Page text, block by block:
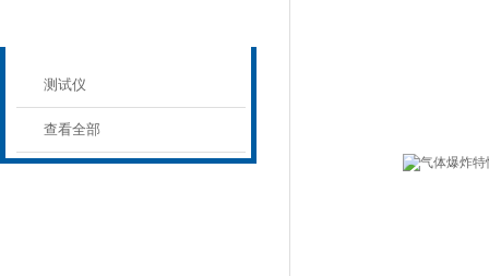
测试仪
查看全部